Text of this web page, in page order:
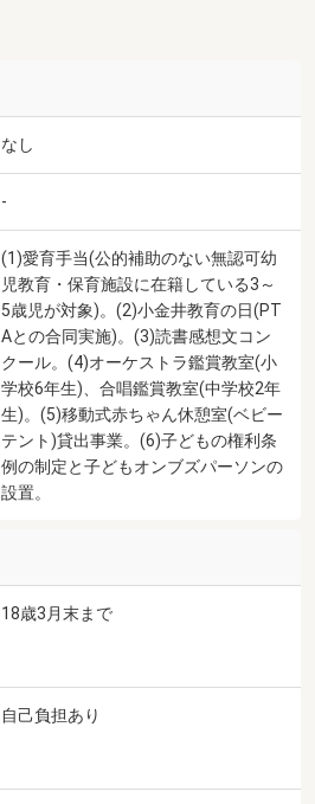
なし
-
(1)愛育手当(公的補助のない無認可幼
児教育・保育施設に在籍している3～
5歳児が対象)。(2)小金井教育の日(PT
Aとの合同実施)。(3)読書感想文コン
クール。(4)オーケストラ鑑賞教室(小
学校6年生)、合唱鑑賞教室(中学校2年
生)。(5)移動式赤ちゃん休憩室(ベビー
テント)貸出事業。(6)子どもの権利条
例の制定と子どもオンブズパーソンの
設置。
18歳3月末まで
自己負担あり